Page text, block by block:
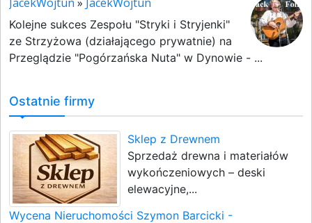
Kolejne sukces Zespołu "Stryki i Stryjenki"
ze Strzyżowa (działającego prywatnie) na
Przeglądzie "Pogórzańska Nuta" w Dynowie - ...
Ostatnie firmy
Sklep z Drewnem
Sprzedaż drewna i materiałów
wykończeniowych – deski
elewacyjne,...
Wycena Nieruchomości Szymon Barcicki -